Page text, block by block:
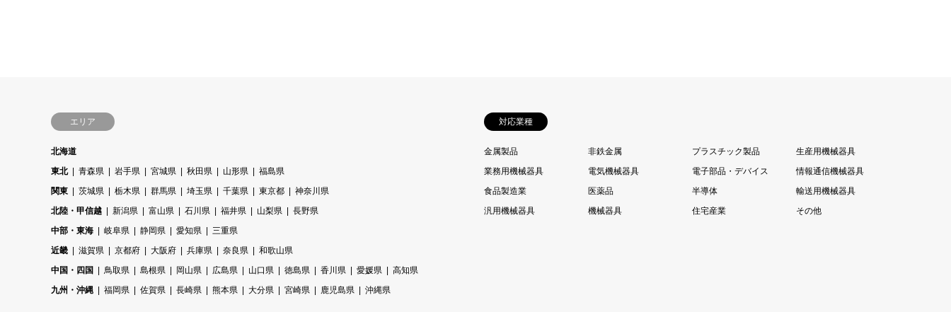
エリア
北海道
東北
青森県 岩手県 宮城県 秋田県 山形県
福島県
関東
茨城県 栃木県 群馬県 埼玉県 千葉県 東京都
神奈川県
北陸・甲信越
新潟県 富山県 石川県 福井県 山梨県
長野県
中部・東海
岐阜県 静岡県 愛知県
三重県
近畿
滋賀県 京都府 大阪府 兵庫県 奈良県
和歌山県
中国・四国
鳥取県 島根県 岡山県 広島県 山口県 徳島県 香川県 愛媛県
高知県
九州・沖縄
福岡県 佐賀県 長崎県 熊本県 大分県 宮崎県 鹿児島県 沖縄県
対応業種
金属製品 非鉄金属 プラスチック製品
生産用機械器具
業務用機械器具
電気機械器具 電子部品・デバイス
情報通信機械器具
食品製造業
医薬品 半導体
輸送用機械器具
汎用機械器具
機械器具 住宅産業 その他